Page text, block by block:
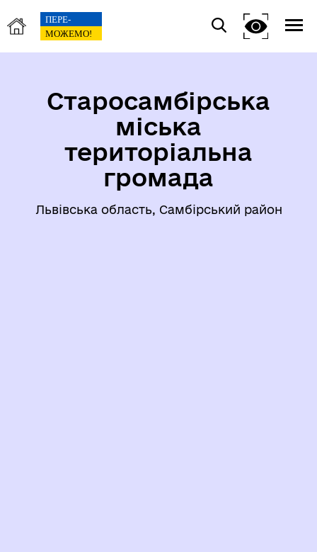
Старосамбірська
міська
територіальна
громада
Львівська область, Самбірський район